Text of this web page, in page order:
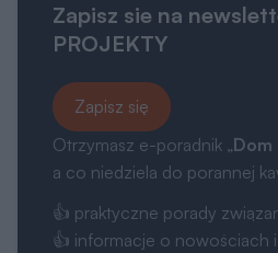
Zapisz sie na
PROJEKTY
Zapisz się
Otrzymasz e-poradnik „
a co niedziela do porannej
👍 praktyczne porady
👍 informacje o nowościach